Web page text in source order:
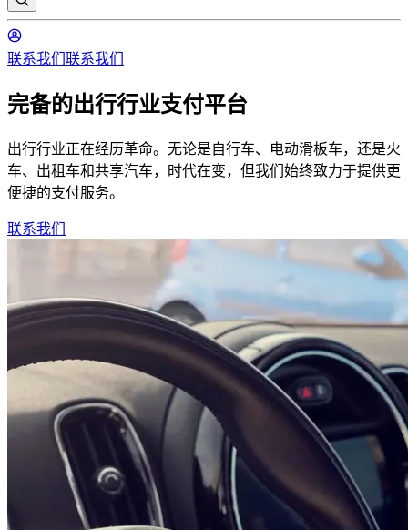
联系我们 联系我们
完备的出行行业支付平台
出行行业正在经历革命。无论是自行车、电动滑板车，还是火
车、出租车和共享汽车，时代在变，但我们始终致力于提供更
便捷的支付服务。
联系我们